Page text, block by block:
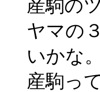
産駒の
ヤマの
いかな
産駒っ